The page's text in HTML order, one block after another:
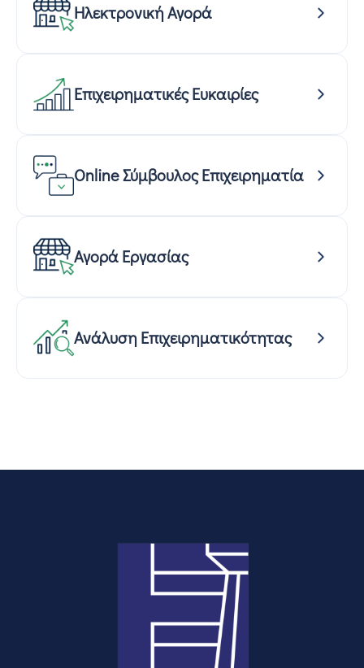
Ηλεκτρονική Αγορά
Επιχειρηματικές Ευκαιρίες
Online Σύμβουλος Επιχειρηματία
Αγορά Εργασίας
Ανάλυση Επιχειρηματικότητας